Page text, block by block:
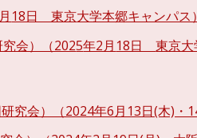
月 18日 東京大学本郷キャンパス）
会）（2025年2月 18日東京
究会）（2024年6月13日(木)・